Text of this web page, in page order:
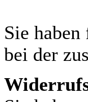
Sie
bei der